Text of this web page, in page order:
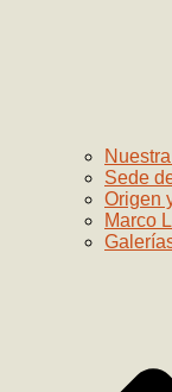
Sede
Origen
Marco